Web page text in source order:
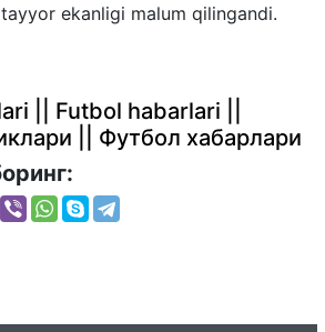
ekanligi malum qilingandi.
|| Futbol habarlari ||
|| Футбол хабарлари